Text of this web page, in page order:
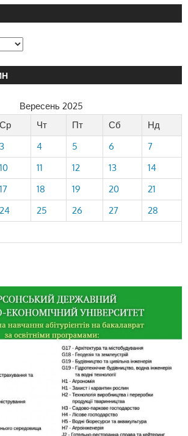
Вересень 2025
Ср Чт Пт Сб
Нд
3 4 5 6
7
10 11 12 13
14
17 18 19 20
21
24 25 26 27
28